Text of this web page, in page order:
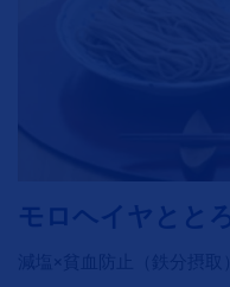
モロヘイヤとと